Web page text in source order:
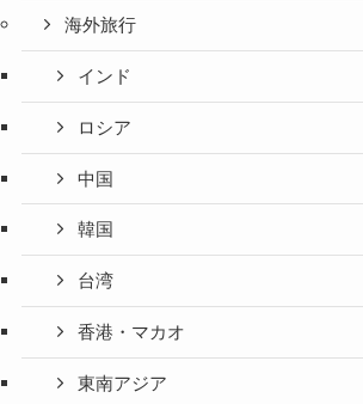
海外旅行
インド
ロシア
中国
韓国
台湾
香港・マカオ
東南アジア